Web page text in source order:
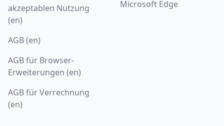
akzeptablen Nutzung
(en)
AGB (en)
AGB für Browser-
Erweiterungen (en)
AGB für Verrechnung
(en)
Microsoft Edge